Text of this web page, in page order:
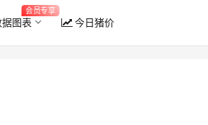
据图表
会员专享
今日猪价